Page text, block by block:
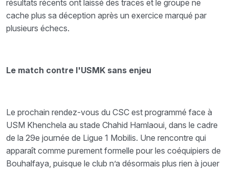
résultats récents ont laissé des traces et le groupe ne
cache plus sa déception après un exercice marqué par
plusieurs échecs.
Le match contre l'USMK sans enjeu
Le prochain rendez-vous du CSC est programmé face à
USM Khenchela au stade Chahid Hamlaoui, dans le cadre
de la 29e journée de Ligue 1 Mobilis. Une rencontre qui
apparaît comme purement formelle pour les coéquipiers de
Bouhalfaya, puisque le club n’a désormais plus rien à jouer